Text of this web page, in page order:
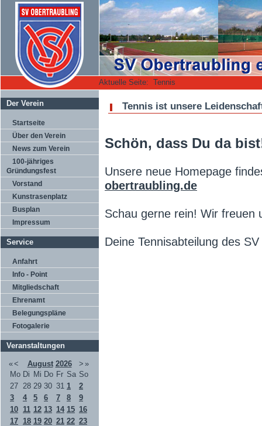
Aktuelle Seite: Tennis
Der Verein
Startseite
Über den Verein
News zum Verein
100-jähriges
Gründungsfest
Vorstand
Kunstrasenplatz
Busplan
Impressum
Service
Anfahrt
Info - Point
Mitgliedschaft
Ehrenamt
Belegungspläne
Fotogalerie
Veranstaltungen
«< August 2026 > »
Mo Di Mi Do Fr Sa So
27 28 29 30 31 1
2
3
4 5 6 7 8
9
10 11 12 13 14 15 16
17 18 19 20 21 22 23
Tennis ist unsere
Schön, dass Du da
Unsere neue Homepage
obertraubling.de
Schau gerne rein! Wir freuen
Deine Tennisabteilung des